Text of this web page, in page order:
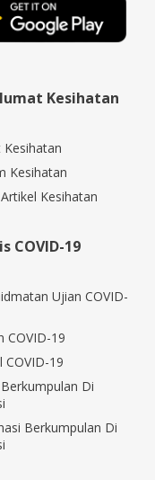
Kesihatan
Kesihatan
Kesihatan
Kesihatan
COVID-19
Ujian COVID-
COVID-19
COVID-19
Di
Berkumpulan Di